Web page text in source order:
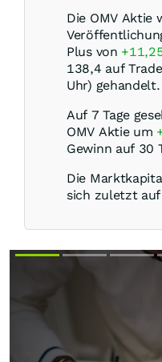
Die OMV Aktie
Plus von
138,4 auf
Uhr) gehandelt.
Auf 7 Tage
OMV Aktie um
Gewinn auf 30
Die
sich zuletzt